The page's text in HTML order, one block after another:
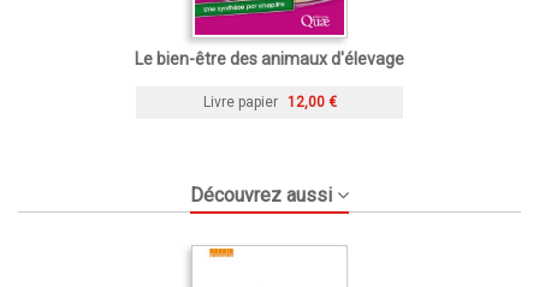
Le bien-être des animaux d'élevage
Livre papier 12,00 €
Découvrez aussi